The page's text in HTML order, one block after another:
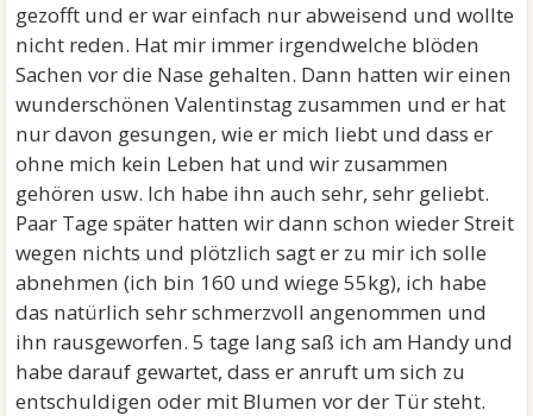
gezofft und er war einfach nur abweisend und wollte
nicht reden. Hat mir immer irgendwelche blöden
Sachen vor die Nase gehalten. Dann hatten wir einen
wunderschönen Valentinstag zusammen und er hat
nur davon gesungen, wie er mich liebt und dass er
ohne mich kein Leben hat und wir zusammen
gehören usw. Ich habe ihn auch sehr, sehr geliebt.
Paar Tage später hatten wir dann schon wieder Streit
wegen nichts und plötzlich sagt er zu mir ich solle
abnehmen (ich bin 160 und wiege 55kg), ich habe
das natürlich sehr schmerzvoll angenommen und
ihn rausgeworfen. 5 tage lang saß ich am Handy und
habe darauf gewartet, dass er anruft um sich zu
entschuldigen oder mit Blumen vor der Tür steht.